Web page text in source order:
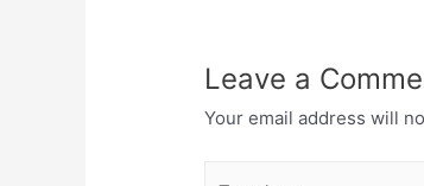
Leave a
Your email address will